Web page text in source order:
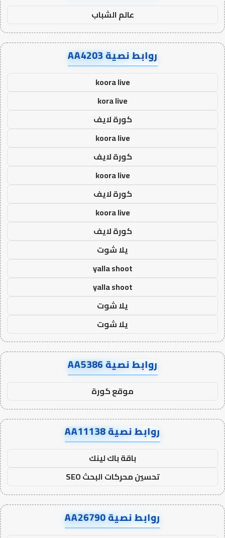
عالم الشباب
روابط نصية AA4203
koora live
kora live
كورة لايف
koora live
كورة لايف
koora live
كورة لايف
koora live
كورة لايف
يلا شوت
yalla shoot
yalla shoot
يلا شوت
يلا شوت
روابط نصية AA5386
موقع كورة
روابط نصية AA11138
باقة باك لينك
تحسين محركات البحث SEO
روابط نصية AA26790